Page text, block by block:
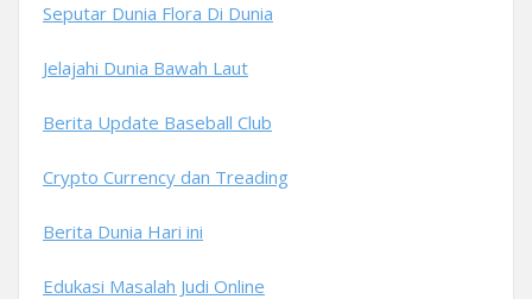
Seputar Dunia Flora Di Dunia
Jelajahi Dunia Bawah Laut
Berita Update Baseball Club
Crypto Currency dan Treading
Berita Dunia Hari ini
Edukasi Masalah Judi Online